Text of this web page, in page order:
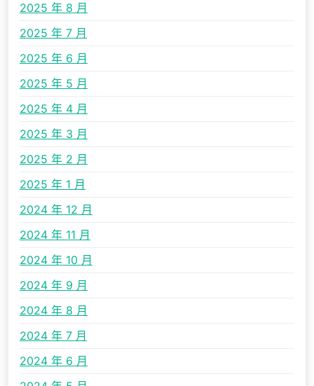
2025 年 8 月
2025 年 7 月
2025 年 6 月
2025 年 5 月
2025 年 4 月
2025 年 3 月
2025 年 2 月
2025 年 1 月
2024 年 12 月
2024 年 11 月
2024 年 10 月
2024 年 9 月
2024 年 8 月
2024 年 7 月
2024 年 6 月